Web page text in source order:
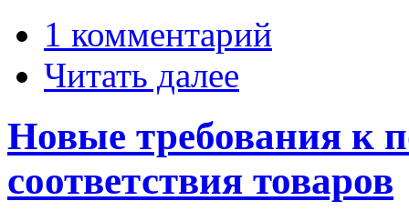
1 комментарий
Читать далее
Новые требования к
соответствия товаров